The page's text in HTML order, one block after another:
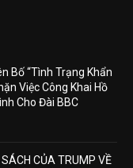
Bố “Tình Trạng Khẩn
Việc Công Khai Hồ
Cho Đài BBC
SÁCH CỦA TRUMP VỀ